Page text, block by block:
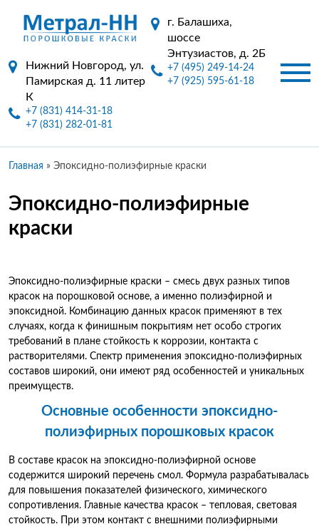
Нижний Новгород, ул.
Памирская д. 11 литер
К
+7 (831) 414-31-18
+7 (831) 282-01-81
г. Балашиха,
шоссе
Энтузиастов, д. 2Б
+7 (495) 249-14-24
+7 (925) 595-61-18
Главная » Эпоксидно-полиэфирные краски
Эпоксидно-полиэфирные
краски
Эпоксидно-полиэфирные краски – смесь двух разных типов
красок на порошковой основе, а именно полиэфирной и
эпоксидной. Комбинацию данных красок применяют в тех
случаях, когда к финишным покрытиям нет особо строгих
требований в плане стойкость к коррозии, контакта с
растворителями. Спектр применения эпоксидно-полиэфирных
составов широкий, они имеют ряд особенностей и уникальных
преимуществ.
Основные особенности эпоксидно-
полиэфирных порошковых красок
В составе красок на эпоксидно-полиэфирной основе
содержится широкий перечень смол. Формула разрабатывалась
для повышения показателей физического, химического
сопротивления. Главные качества красок – тепловая, световая
стойкость. При этом контакт с внешними полиэфирными